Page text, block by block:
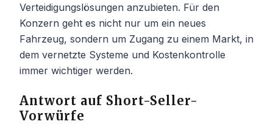
Verteidigungslösungen anzubieten. Für den
Konzern geht es nicht nur um ein neues
Fahrzeug, sondern um Zugang zu einem Markt, in
dem vernetzte Systeme und Kostenkontrolle
immer wichtiger werden.
Antwort auf Short-Seller-
Vorwürfe